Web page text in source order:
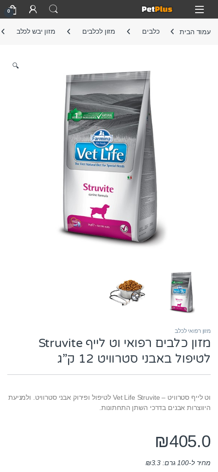
Skip to navigation
Skip to content
Open
0
עמוד הבית כלבים מזון לכלבים מזון יבש לכלב
🔍
מזון רפואי לכלב
מזון כלבים רפואי וט לייף Struvite
לטיפול באבני סטרוויט 12 ק”ג
וט לייף סטרוויט – Vet Life Struvite לטיפול ופירוק אבני סטרוויט. ולמניעת
היווצרות אבנים בדרכי השתן התחתונות.
₪405.0
מחיר ל-100 גרם: ₪3.3